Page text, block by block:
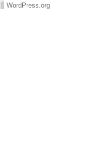
WordPress.org